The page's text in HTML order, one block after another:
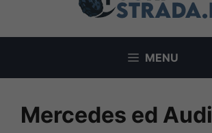
MENU
Mercedes ed Audi